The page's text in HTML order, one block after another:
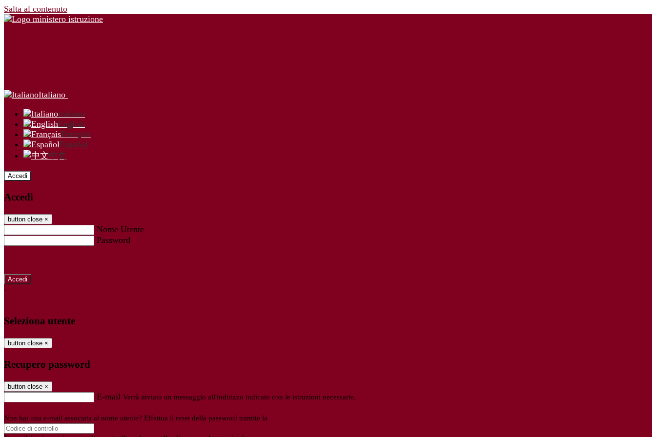
Salta al contenuto
Italiano
Italiano
English
Français
Español
中文
Accedi
Accedi
button close ×
Nome Utente
Password
-
Seleziona utente
button close ×
Recupero password
button close ×
E-mail Verrà inviato un messaggio all'indirizzo indicato con le istruzioni necessarie.
Non hai una e-mail associata al nome utente? Effettua il reset della password tramite la